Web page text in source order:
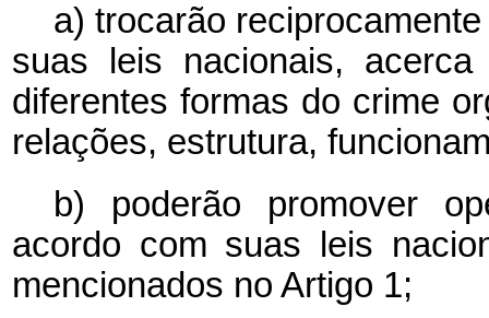
a) trocarão
suas leis nacionais,
diferentes formas do crime
relações, estrutura,
b) poderão promover
acordo com suas leis
mencionados no Artigo 1;